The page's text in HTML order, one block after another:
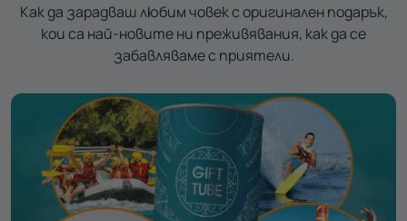
Как да зарадваш любим човек с оригинален подарък,
кои са най-новите ни преживявания, как да се
забавляваме с приятели.